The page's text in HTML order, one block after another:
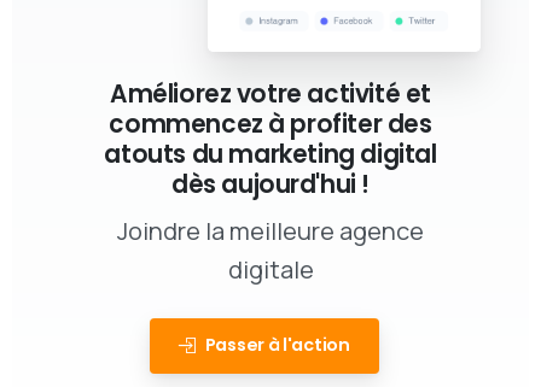
Améliorez votre activité et
commencez à profiter des
atouts du marketing digital
dès aujourd'hui !
Joindre la meilleure agence
digitale
Passer à l'action